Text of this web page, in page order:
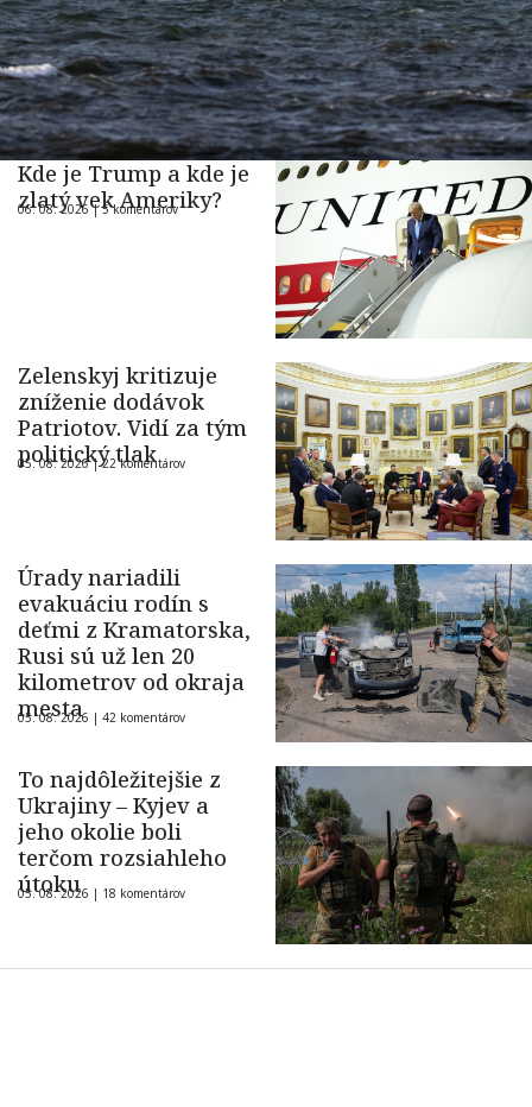
Kde je Trump a kde je
zlatý vek Ameriky?
06. 08. 2026 |5 komentárov
Zelenskyj kritizuje
zníženie dodávok
Patriotov. Vidí za tým
politický tlak
05. 08. 2026 |22 komentárov
Úrady nariadili
evakuáciu rodín s
deťmi z Kramatorska,
Rusi sú už len 20
kilometrov od okraja
mesta
05. 08. 2026 | 42 komentárov
To najdôležitejšie z
Ukrajiny – Kyjev a
jeho okolie boli
terčom rozsiahleho
útoku
05. 08. 2026 | 18 komentárov